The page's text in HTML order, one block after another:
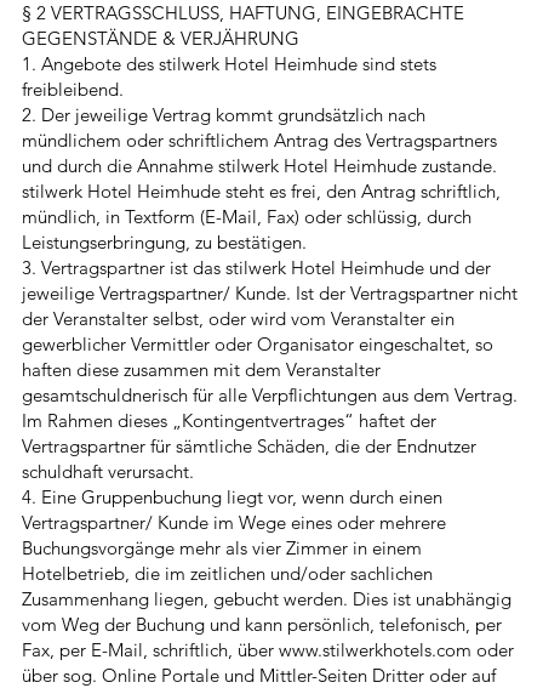
§ 2 VERTRAGSSCHLUSS, HAFTUNG, EINGEBRACHTE
GEGENSTÄNDE & VERJÄHRUNG
1. Angebote des stilwerk Hotel Heimhude sind stets
freibleibend.
2. Der jeweilige Vertrag kommt grundsätzlich nach
mündlichem oder schriftlichem Antrag des Vertragspartners
und durch die Annahme stilwerk Hotel Heimhude zustande.
stilwerk Hotel Heimhude steht es frei, den Antrag schriftlich,
mündlich, in Textform (E-Mail, Fax) oder schlüssig, durch
Leistungserbringung, zu bestätigen.
3. Vertragspartner ist das stilwerk Hotel Heimhude und der
jeweilige Vertragspartner/ Kunde. Ist der Vertragspartner nicht
der Veranstalter selbst, oder wird vom Veranstalter ein
gewerblicher Vermittler oder Organisator eingeschaltet, so
haften diese zusammen mit dem Veranstalter
gesamtschuldnerisch für alle Verpflichtungen aus dem Vertrag.
Im Rahmen dieses „Kontingentvertrages“ haftet der
Vertragspartner für sämtliche Schäden, die der Endnutzer
schuldhaft verursacht.
4. Eine Gruppenbuchung liegt vor, wenn durch einen
Vertragspartner/ Kunde im Wege eines oder mehrere
Buchungsvorgänge mehr als vier Zimmer in einem
Hotelbetrieb, die im zeitlichen und/oder sachlichen
Zusammenhang liegen, gebucht werden. Dies ist unabhängig
vom Weg der Buchung und kann persönlich, telefonisch, per
Fax, per E-Mail, schriftlich, über www.stilwerkhotels.com oder
über sog. Online Portale und Mittler-Seiten Dritter oder auf